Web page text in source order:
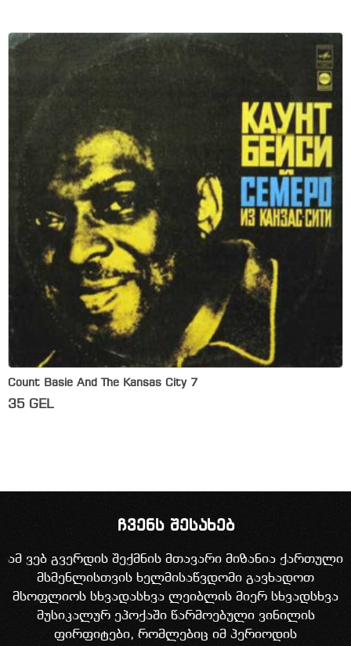
Count Basie And The Kansas City 7
35 GEL
ჩვენს შესახებ
ამ ვებ გვერდის შექმნის მთავარი მიზანია ქართული
მსმენლისთვის ხელმისაწვდომი გავხადოთ
მსოფლიოს სხვადასხვა ლეიბლის მიერ სხვადსხვა
მუსიკალურ ეპოქაში წარმოებული ვინილის
ფირფიტები, რომლებიც იმ პერიოდის